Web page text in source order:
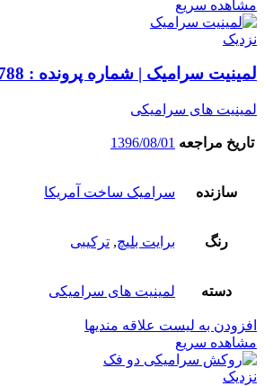
مشاهده سریع
نزدیک
لمینیت سرامیک | شماره پرونده : 7788
لمینیت های سرامیکی
تاریخ مراجعه 1396/08/01
سازنده سرامیک ساخت آمریکا
رنگ برایت بلیچ, ترکیبی
دسته لمینیت های سرامیکی
افزودن به لیست علاقه مندیها
مشاهده سریع
نزدیک